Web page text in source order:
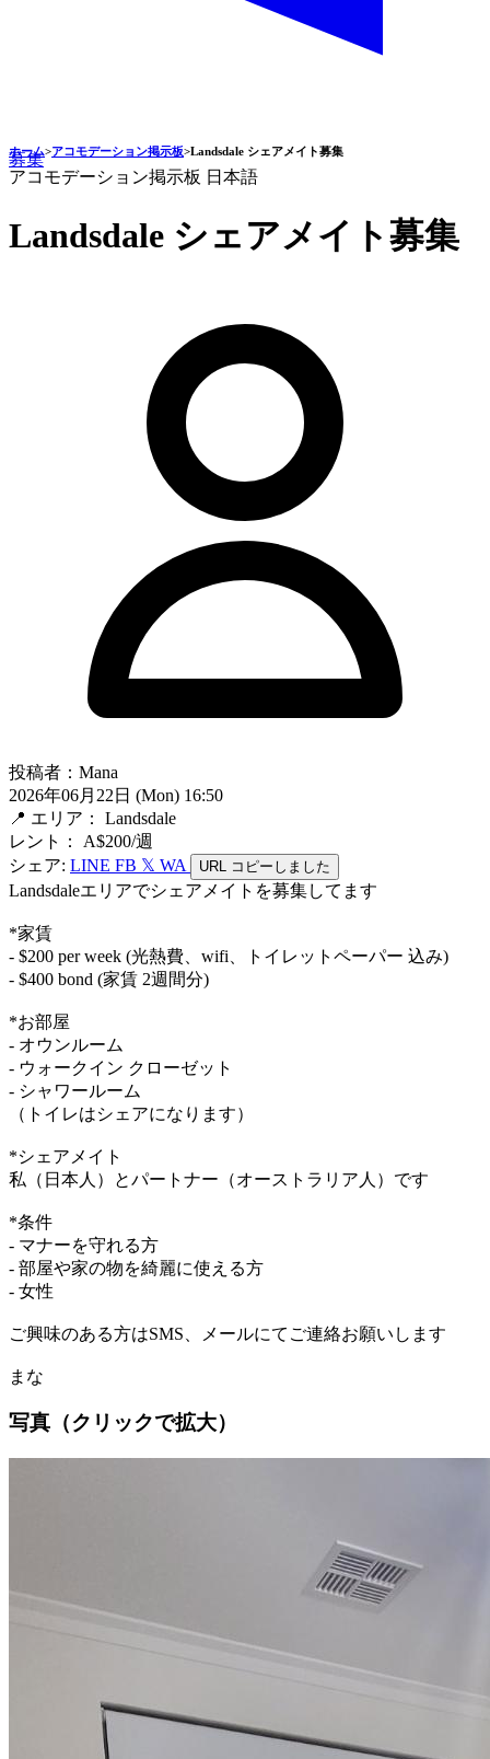
募集
ホーム>アコモデーション掲示板>Landsdale シェアメイト募集
アコモデーション掲示板 日本語
Landsdale シェアメイト募集
投稿者：Mana
2026年06月22日 (Mon) 16:50
📍 エリア： Landsdale
レント： A$200/週
シェア: LINE FB 𝕏 WA URL コピーしました
Landsdaleエリアでシェアメイトを募集してます
*家賃
- $200 per week (光熱費、wifi、トイレットペーパー 込み)
- $400 bond (家賃 2週間分)
*お部屋
- オウンルーム
- ウォークイン クローゼット
- シャワールーム
（トイレはシェアになります）
*シェアメイト
私（日本人）とパートナー（オーストラリア人）です
*条件
- マナーを守れる方
- 部屋や家の物を綺麗に使える方
- 女性
ご興味のある方はSMS、メールにてご連絡お願いします
まな
写真（クリックで拡大）